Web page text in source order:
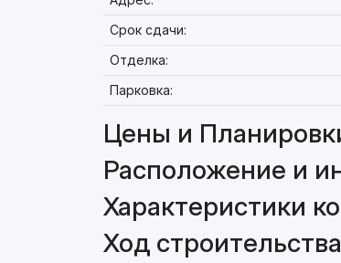
Срок сдачи:
Отделка:
Парковка:
Цены и
Расположение и
Характеристики
Ход